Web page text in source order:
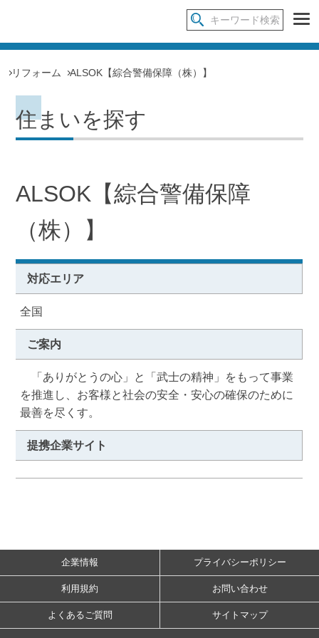
リフォーム ALSOK【綜合警備保障（株）】
住まいを探す
ALSOK【綜合警備保障
（株）】
対応エリア
全国
ご案内
「ありがとうの心」と「武士の精神」をもって事業
を推進し、お客様と社会の安全・安心の確保のために
最善を尽くす。
提携企業サイト
企業情報 プライバシーポリシー
利用規約 お問い合わせ
よくあるご質問 サイトマップ